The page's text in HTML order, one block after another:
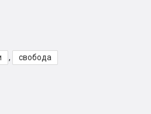
, свобода